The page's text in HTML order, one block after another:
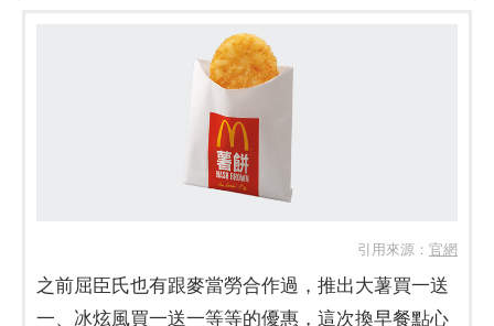
引用來源： 官網
之前屈臣氏也有跟麥當勞合作過，推出大薯買一送
一、冰炫風買一送一等等的優惠，這次換早餐點心